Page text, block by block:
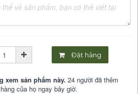
Đặt hàng
xem sản phẩm này. 24 người đã thêm
của họ ngay bây giờ.